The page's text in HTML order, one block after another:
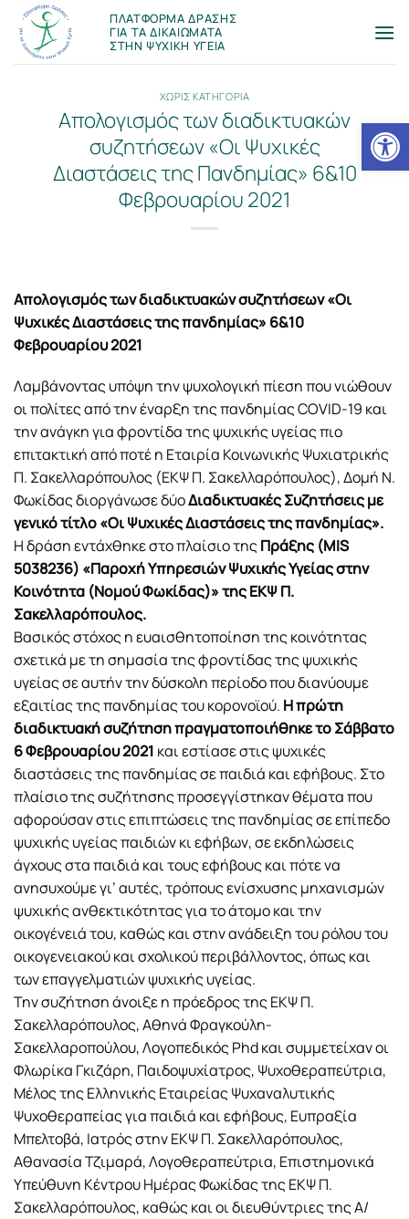
Μετάβαση
στο
περιεχόμενο
ΠΛΑΤΦΟΡΜΑ ΔΡΑΣΗΣ
ΓΙΑ ΤΑ ΔΙΚΑΙΩΜΑΤΑ
ΣΤΗΝ ΨΥΧΙΚΗ ΥΓΕΙΑ
ΧΩΡΙΣ ΚΑΤΗΓΟΡΙΑ
Aπολογισμός των διαδικτυακών
συζητήσεων «Οι Ψυχικές
Διαστάσεις της Πανδημίας» 6&10
Φεβρουαρίου 2021
Aπολογισμός των διαδικτυακών συζητήσεων «Οι
Ψυχικές Διαστάσεις της πανδημίας» 6&10
Φεβρουαρίου 2021
Λαμβάνοντας υπόψη την ψυχολογική πίεση που νιώθουν
οι πολίτες από την έναρξη της πανδημίας COVID-19 και
την ανάγκη για φροντίδα της ψυχικής υγείας πιο
επιτακτική από ποτέ η Εταιρία Κοινωνικής Ψυχιατρικής
Π. Σακελλαρόπουλος (ΕΚΨ Π. Σακελλαρόπουλος), Δομή Ν.
Φωκίδας διοργάνωσε δύοΔιαδικτυακές Συζητήσεις με
γενικό τίτλο «Οι Ψυχικές Διαστάσεις της πανδημίας».
Η δράση εντάχθηκε στο πλαίσιο τηςΠράξης (MIS
5038236) «Παροχή Υπηρεσιών Ψυχικής Υγείας στην
Κοινότητα (Νομού Φωκίδας)» της ΕΚΨ Π.
Σακελλαρόπουλος.
Βασικός στόχος η ευαισθητοποίηση της κοινότητας
σχετικά με τη σημασία της φροντίδας της ψυχικής
υγείας σε αυτήν την δύσκολη περίοδο που διανύουμε
εξαιτίας της πανδημίας του κορoνοϊού. Η πρώτη
διαδικτυακή συζήτηση πραγματοποιήθηκε το Σάββατο
6 Φεβρουαρίου 2021 και εστίασε στις ψυχικές
διαστάσεις της πανδημίας σε παιδιά και εφήβους. Στο
πλαίσιο της συζήτησης προσεγγίστηκαν θέματα που
αφορούσαν στις επιπτώσεις της πανδημίας σε επίπεδο
ψυχικής υγείας παιδιών κι εφήβων, σε εκδηλώσεις
άγχους στα παιδιά και τους εφήβους και πότε να
ανησυχούμε γι’ αυτές, τρόπους ενίσχυσης μηχανισμών
ψυχικής ανθεκτικότητας για το άτομο και την
οικογένειά του, καθώς και στην ανάδειξη του ρόλου του
οικογενειακού και σχολικού περιβάλλοντος, όπως και
των επαγγελματιών ψυχικής υγείας.
Την συζήτηση άνοιξε η πρόεδρος της ΕΚΨ Π.
Σακελλαρόπουλος, Αθηνά Φραγκούλη-
Σακελλαροπούλου, Λογοπεδικός Phd και συμμετείχαν οι
Φλωρίκα Γκιζάρη, Παιδοψυχίατρος, Ψυχοθεραπεύτρια,
Μέλος της Ελληνικής Εταιρείας Ψυχαναλυτικής
Ψυχοθεραπείας για παιδιά και εφήβους, Ευπραξία
Μπελτοβά, Ιατρός στην ΕΚΨ Π. Σακελλαρόπουλος,
Αθανασία Τζιμαρά, Λογοθεραπεύτρια, Επιστημονικά
Υπεύθυνη Κέντρου Ημέρας Φωκίδας της ΕΚΨ Π.
Σακελλαρόπουλος, καθώς και οι διευθύντριες της Α/